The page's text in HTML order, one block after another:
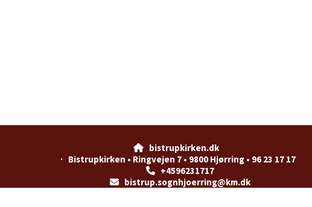

bistrupkirken.dk
· Bistrupkirken • Ringvejen 7 • 9800 Hjørring • 96 23 17 17
+4596231717
bistrup.sognhjoerring@km.dk